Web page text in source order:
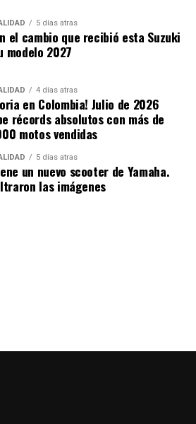
(2019), una FP1 fue vendida
162 millones de
km registrados en el odómetro.
moto casi virginal.
5 días atras
el cambio que recibió esta Suzuki
modelo 2027
4 días atras
en Colombia! Julio de 2026
récords absolutos con más de
motos vendidas
5 días atras
un nuevo scooter de Yamaha.
las imágenes